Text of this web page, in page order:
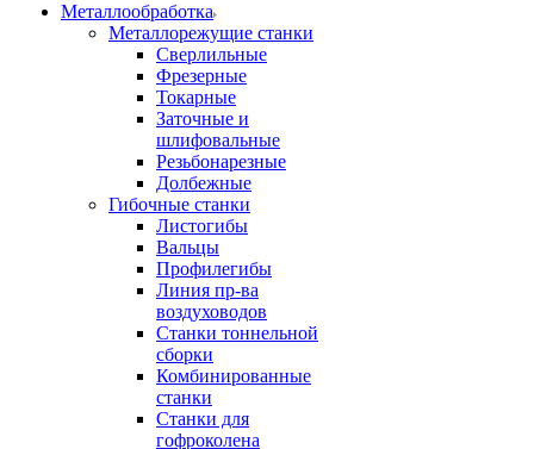
Металлообработка
Металлорежущие станки
Сверлильные
Фрезерные
Токарные
Заточные и
шлифовальные
Резьбонарезные
Долбежные
Гибочные станки
Листогибы
Вальцы
Профилегибы
Линия пр-ва
воздуховодов
Станки тоннельной
сборки
Комбинированные
станки
Станки для
гофроколена